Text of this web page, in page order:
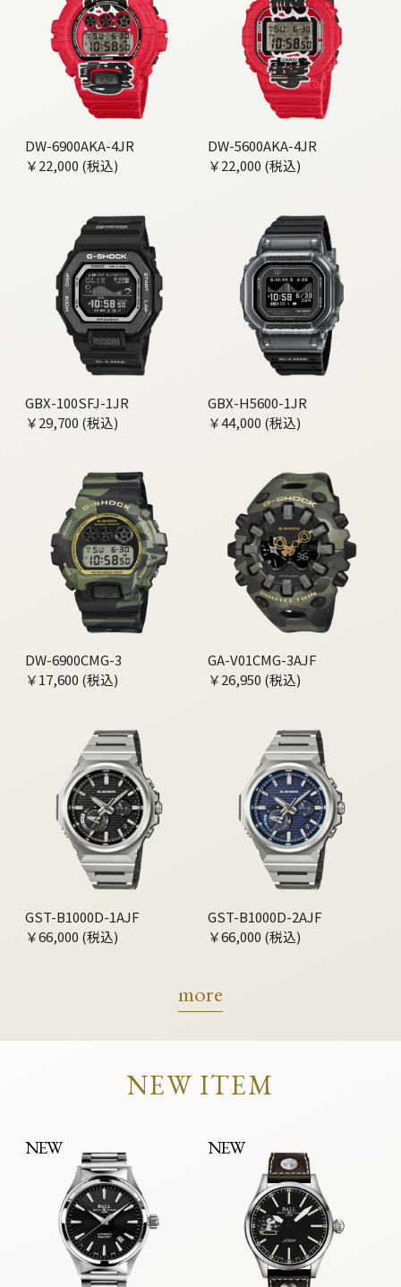
DW-6900AKA-4JR
￥22,000 (税込)
DW-5600AKA-4JR
￥22,000 (税込)
GBX-100SFJ-1JR
￥29,700 (税込)
GBX-H5600-1JR
￥44,000 (税込)
DW-6900CMG-3
￥17,600 (税込)
GA-V01CMG-3AJF
￥26,950 (税込)
GST-B1000D-1AJF
￥66,000 (税込)
GST-B1000D-2AJF
￥66,000 (税込)
more
NEW ITEM
NEW NEW